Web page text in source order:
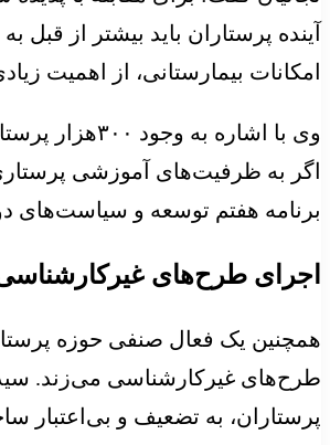
آینده پرستاران باید بیشتر از
امکانات بیمارستانی، از اهمیت
وی با
اگر به ظرفیت‌‌‌های آموزشی
برنامه هفتم توسعه و سیاست‌‌‌های
اجرای طرح‌‌‌های
همچنین یک فعال صنفی حوزه
طرح‌‌‌های غیرکارشناسی می‌‌‌زند.
پرستاران، به تضعیف و بی‌‌‌اعتبار